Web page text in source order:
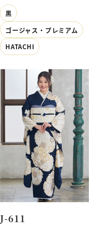
黒
ゴージャス・プレミアム
HATACHI
J-611